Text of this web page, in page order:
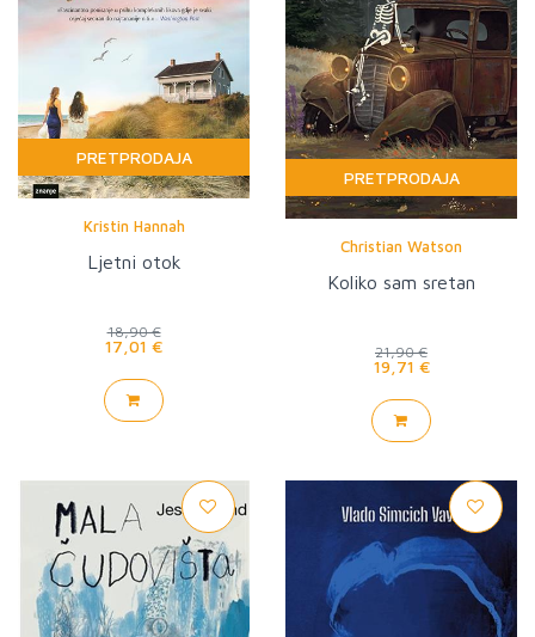
PRETPRODAJA
Kristin Hannah
Ljetni otok
18,90 €
17,01 €
PRETPRODAJA
Christian Watson
Koliko sam sretan
21,90 €
19,71 €